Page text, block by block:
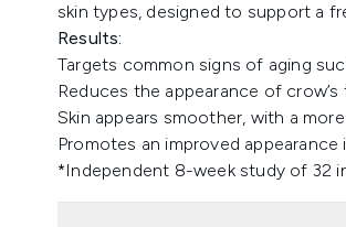
skin types, designed to support a
Results:
Targets common signs of aging
Reduces the appearance of
Skin appears smoother, with a
Promotes an improved appearance
*Independent 8-week study of 32